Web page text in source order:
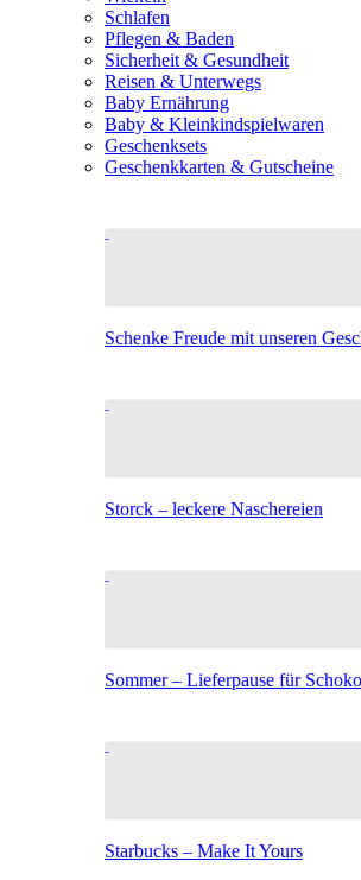
Schlafen
Pflegen & Baden
Sicherheit & Gesundheit
Reisen & Unterwegs
Baby Ernährung
Baby & Kleinkindspielwaren
Geschenksets
Geschenkkarten & Gutscheine
Schenke Freude mit unseren
Storck – leckere Naschereien
Sommer – Lieferpause für
Starbucks – Make It Yours